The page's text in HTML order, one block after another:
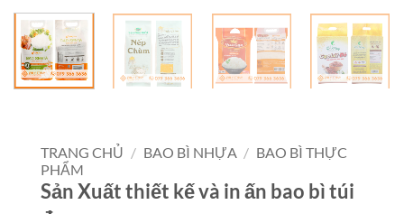
TRANG CHỦ / BAO BÌ NHỰA / BAO BÌ THỰC
PHẨM
Sản Xuất thiết kế và in ấn bao bì túi